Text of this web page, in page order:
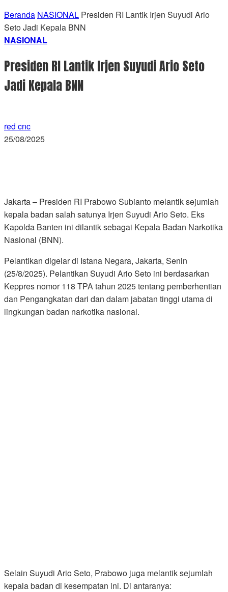
Beranda NASIONAL Presiden RI Lantik Irjen Suyudi Ario
Seto Jadi Kepala BNN
NASIONAL
Presiden RI Lantik Irjen Suyudi Ario Seto
Jadi Kepala BNN
red cnc
25/08/2025
Jakarta – Presiden RI Prabowo Subianto melantik sejumlah
kepala badan salah satunya Irjen Suyudi Ario Seto. Eks
Kapolda Banten ini dilantik sebagai Kepala Badan Narkotika
Nasional (BNN).
Pelantikan digelar di Istana Negara, Jakarta, Senin
(25/8/2025). Pelantikan Suyudi Ario Seto ini berdasarkan
Keppres nomor 118 TPA tahun 2025 tentang pemberhentian
dan Pengangkatan dari dan dalam jabatan tinggi utama di
lingkungan badan narkotika nasional.
Selain Suyudi Ario Seto, Prabowo juga melantik sejumlah
kepala badan di kesempatan ini. Di antaranya: